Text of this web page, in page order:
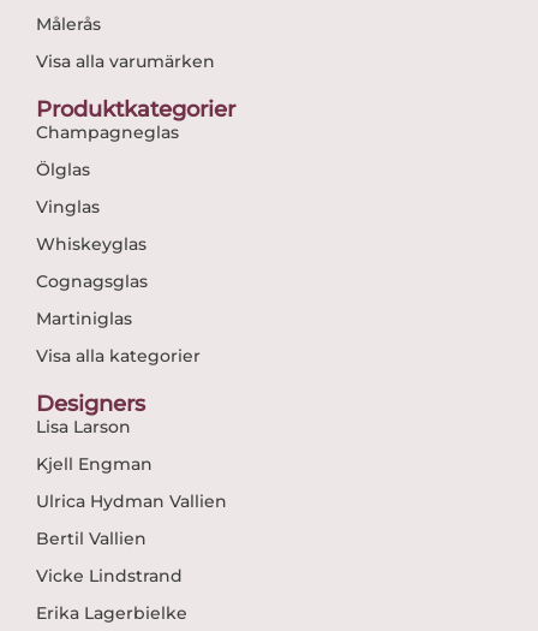
Målerås
Visa alla varumärken
Produktkategorier
Champagneglas
Ölglas
Vinglas
Whiskeyglas
Cognagsglas
Martiniglas
Visa alla kategorier
Designers
Lisa Larson
Kjell Engman
Ulrica Hydman Vallien
Bertil Vallien
Vicke Lindstrand
Erika Lagerbielke